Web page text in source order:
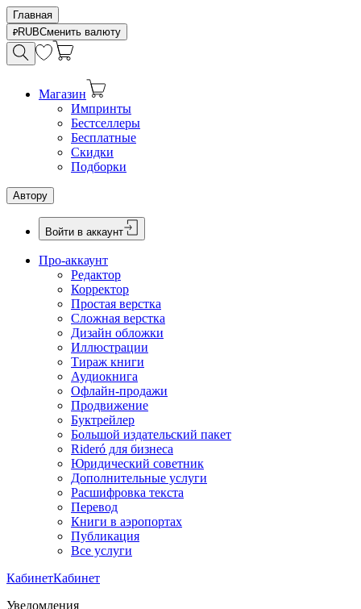
Главная
RUBСменить валюту
Магазин
Импринты
Бестселлеры
Бесплатные
Скидки
Подборки
Автору
Войти в аккаунт
Про-аккаунт
Редактор
Корректор
Простая верстка
Сложная верстка
Дизайн обложки
Иллюстрации
Тираж книги
Аудиокнига
Офлайн-продажи
Продвижение
Буктрейлер
Большой издательский пакет
Rideró для бизнеса
Юридический советник
Дополнительные услуги
Расшифровка текста
Перевод
Книги в аэропортах
Публикация
Все услуги
КабинетКабинет
Уведомления